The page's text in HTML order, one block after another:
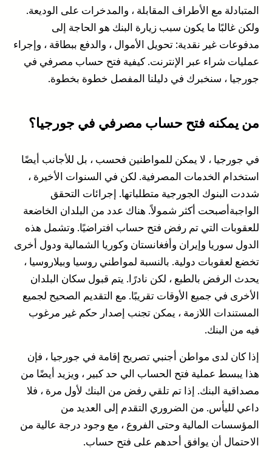
ترجمة وتوثيق المستند وإجراءات “تعرف علي عميلك”
تقديم المستندات لفتح الحساب
احصل على تفاصيل حسابك
قائمة بملخص العملية
أفضل البنوك الجورجية لفتح حساب مصرفي
بنك جورجيا
بنك ليبرتي
الخلاصة
المتبادلة مع الأطراف المقابلة ، والمدخرات على الوديعة.
ولكن غالبًا ما يكون سبب زيارة البنك هو الحاجة إلى
مدفوعات غير نقدية: تحويل الأموال ، والدفع ببطاقة ، وإجراء
عمليات شراء عبر الإنترنت. كيفية فتح حساب مصرفي في
جورجيا ، سنخبرك في دليلنا المفصل خطوة بخطوة.
من يمكنه فتح حساب مصرفي في جورجيا؟
في جورجيا ، لا يمكن للمواطنين فحسب ، بل للأجانب أيضًا
استخدام الخدمات المصرفية. لكن في السنوات الأخيرة ،
شددت البنوك الجورجية متطلباتها. إجرائات التحقق
الواجبةأصبحت أكثر شمولاً. هناك عدد من البلدان الخاضعة
للعقوبات التي تم رفض فتح حساب افتراضيًا. وتشمل هذه
الدول سوريا وإيران وأفغانستان وكوريا الشمالية ودول أخرى
تخضع لعقوبات دولية. بالنسبة لمواطني روسيا وبيلاروسيا ،
يحدث الرفض بالطبع ، لكن نادرًا. يتم قبول سكان البلدان
الأخرى في جميع الأوقات تقريبًا. مع التقديم الصحيح لجميع
المستندات اللازمة ، يمكن تجنب إصدار حكم غير مرغوب
فيه من البنك.
إذا كان لدى مواطن أجنبي تصريح إقامة في جورجيا ، فإن
هذا يبسط عملية فتح الحساب الي حد كبير ، ويزيد أيضًا من
مصداقية البنك. إذا تم تلقي رفض من البنك لأول مرة ، فلا
داعي لليأس. من الضروري التقدم إلى العديد من
المؤسسات المالية وحتى الفروع ، مع وجود درجة عالية من
الاحتمال أن يوافق أحدهم على فتح حساب.